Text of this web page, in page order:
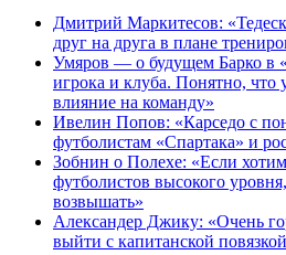
Дмитрий Маркитесов:
друг на друга в плане
Умяров — о будущем Барко в
игрока и клуба. Понятно, что
влияние на команду»
Ивелин Попов: «Карседо с
футболистам «Спартака» и
Зобнин о Полехе: «Если
футболистов высокого
возвышать»
Александер Джику: «Очень
выйти с капитанской